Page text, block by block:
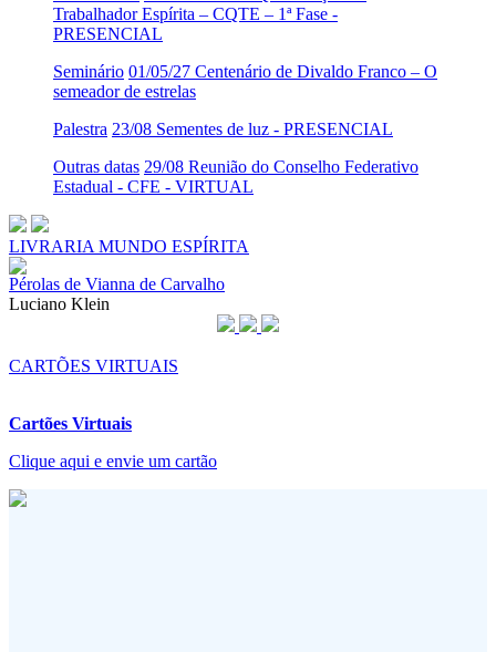
Trabalhador Espírita – CQTE – 1ª Fase -
PRESENCIAL
Seminário 01/05/27 Centenário de Divaldo Franco – O
semeador de estrelas
Palestra 23/08 Sementes de luz - PRESENCIAL
Outras datas 29/08 Reunião do Conselho Federativo
Estadual - CFE - VIRTUAL
LIVRARIA MUNDO ESPÍRITA
Pérolas de Vianna de Carvalho
Luciano Klein
CARTÕES VIRTUAIS
Cartões Virtuais
Clique aqui e envie um cartão